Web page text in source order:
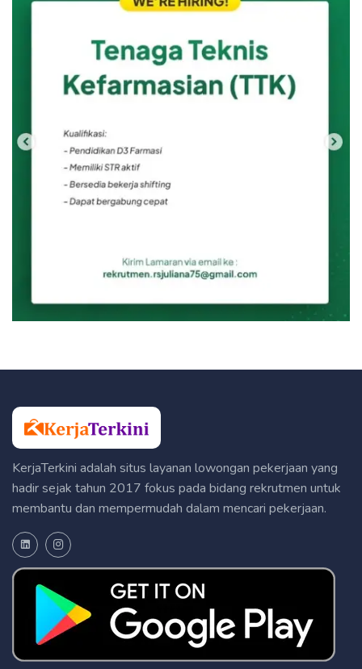
KerjaTerkini adalah situs layanan lowongan pekerjaan yang
hadir sejak tahun 2017 fokus pada bidang rekrutmen untuk
membantu dan mempermudah dalam mencari pekerjaan.